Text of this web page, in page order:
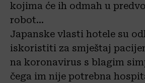
kojima će ih odmah u
robot…
Japanske vlasti hotele su
iskoristiti za smještaj
na koronavirus s blagim
čega im nije potrebna